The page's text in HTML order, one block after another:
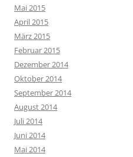
Mai 2015
April 2015
März 2015
Februar 2015
Dezember 2014
Oktober 2014
September 2014
August 2014
Juli 2014
Juni 2014
Mai 2014